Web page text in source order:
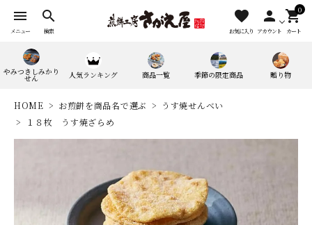
menu
メニュー
search
検索
favorite
お気に入り
person
アカウント
0
shopping_cart
カート
やみつきしみかり
せん 人気ランキング 商品一覧 季節の限定商品 贈り物
search
HOME お煎餅を商品名で選ぶ
うす焼せんべい
１８枚 うす焼ざらめ